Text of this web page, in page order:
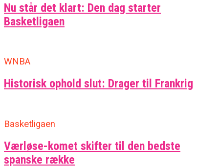
Nu står det klart: Den dag starter
Basketligaen
WNBA
Historisk ophold slut: Drager til Frankrig
Basketligaen
Værløse-komet skifter til den bedste
spanske række